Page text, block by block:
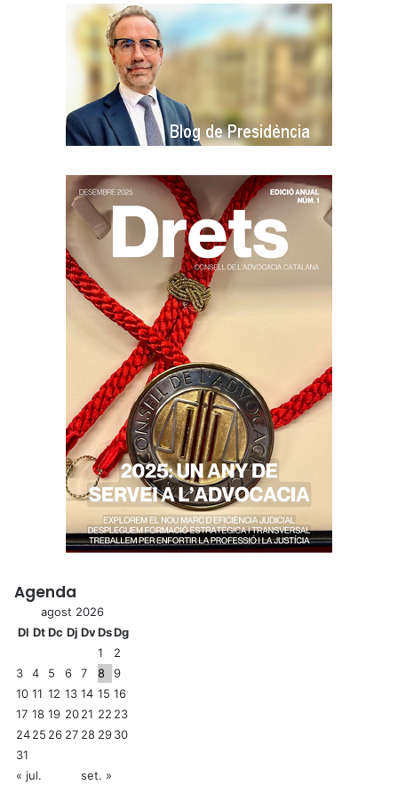
Agenda
agost 2026
Dl DtDc Dj DvDsDg
1
2
3
4 5 6 7 8
9
10 11 12 13 14 15 16
17 18 19 2021 22 23
2425 26 27 28 2930
31
« jul.
set. »